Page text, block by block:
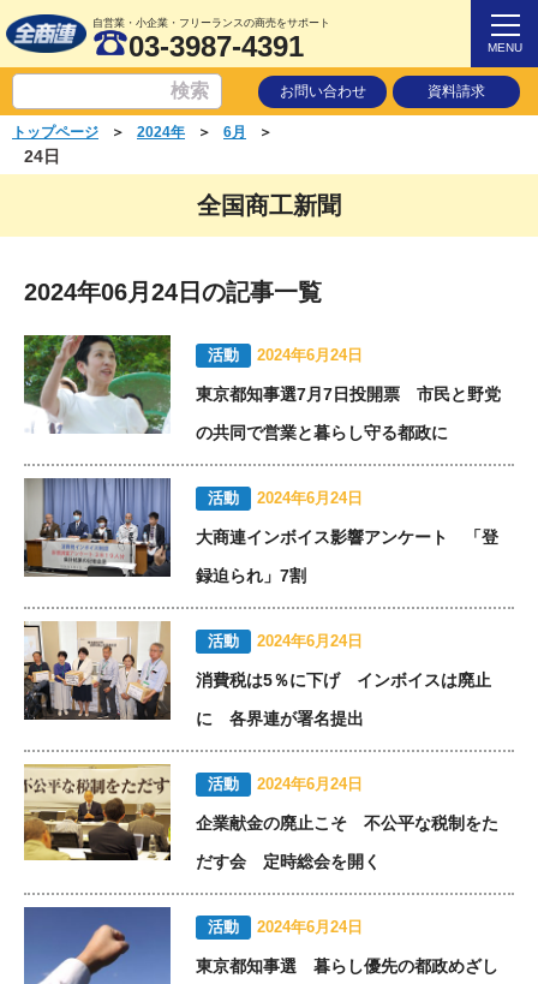
自営業・小企業・フリーランスの商売をサポート
03-3987-4391 MENU
お問い合わせ 資料請求
トップページ ＞ 2024年 ＞ 6月 ＞
24日
全国商工新聞
2024年06月24日の記事一覧
活動 2024年6月24日
東京都知事選7月7日投開票 市民と野党
の共同で営業と暮らし守る都政に
活動 2024年6月24日
大商連インボイス影響アンケート 「登
録迫られ」7割
活動 2024年6月24日
消費税は5％に下げ インボイスは廃止
に 各界連が署名提出
活動 2024年6月24日
企業献金の廃止こそ 不公平な税制をた
だす会 定時総会を開く
活動 2024年6月24日
東京都知事選 暮らし優先の都政めざし